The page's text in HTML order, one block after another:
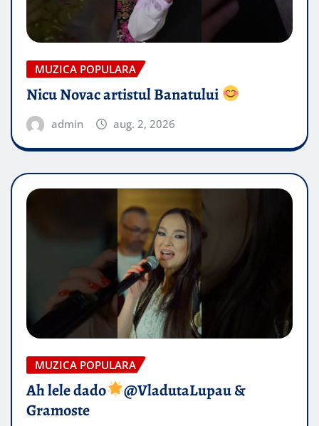
MUZICA POPULARA
Nicu Novac artistul Banatului
admin aug. 2, 2026
MUZICA POPULARA
Ah lele dado​
@VladutaLupau &
Gramoste